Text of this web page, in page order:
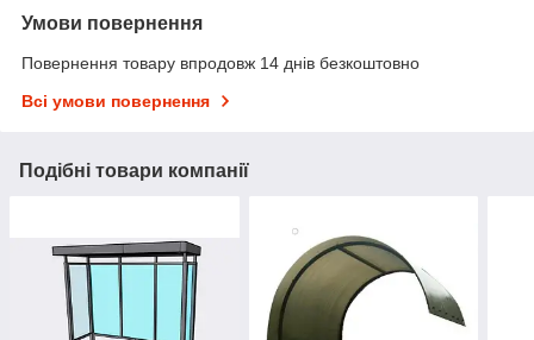
Умови повернення
Повернення товару впродовж 14 днів безкоштовно
Всі умови повернення
Подібні товари компанії